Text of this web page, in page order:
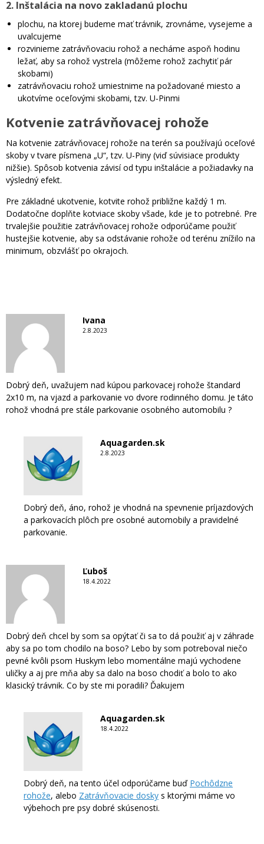
2. Inštalácia na novo zakladanú plochu
plochu, na ktorej budeme mať trávnik, zrovnáme, vysejeme a
uvalcujeme
rozvinieme zatrávňovaciu rohož a necháme aspoň hodinu
ležať, aby sa rohož vystrela (môžeme rohož zachytiť pár
skobami)
zatrávňovaciu rohož umiestnime na požadované miesto a
ukotvíme oceľovými skobami, tzv. U-Pinmi
Kotvenie zatrávňovacej rohože
Na kotvenie zatrávňovacej rohože na terén sa používajú oceľové
skoby v tvare písmena „U“, tzv. U-Piny (viď súvisiace produkty
nižšie). Spôsob kotvenia závisí od typu inštalácie a požiadavky na
výsledný efekt.
Pre základné ukotvenie, kotvite rohož približne každý 1 m.
Dodatočne doplňte kotviace skoby všade, kde je to potrebné. Pre
trvalejšie použitie zatrávňovacej rohože odporúčame použiť
hustejšie kotvenie, aby sa odstávanie rohože od terénu znížilo na
minimum, obzvlášť po okrajoch.
Ivana
2.8.2023
Dobrý deň, uvažujem nad kúpou parkovacej rohože štandard
2x10 m, na vjazd a parkovanie vo dvore rodinného domu. Je táto
rohož vhodná pre stále parkovanie osobného automobilu ?
Aquagarden.sk
2.8.2023
Dobrý deň, áno, rohož je vhodná na spevnenie príjazdových
a parkovacích plôch pre osobné automobily a pravidelné
parkovanie.
Ľuboš
18.4.2022
Dobrý deň chcel by som sa opýtať či sa to dá použiť aj v záhrade
aby sa po tom chodilo na boso? Lebo by som potreboval niečo
pevné kvôli psom Huskym lebo momentálne majú vychodene
uličky a aj pre mňa aby sa dalo na boso chodiť a bolo to ako
klasický trávnik. Co by ste mi poradili? Ďakujem
Aquagarden.sk
18.4.2022
Dobrý deň, na tento účel odporúčame buď Pochôdzne
rohože, alebo Zatrávňovacie dosky s ktorými máme vo
výbehoch pre psy dobré skúsenosti.